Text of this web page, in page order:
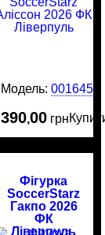
Модель: 0016456
390,00 грн
Фігурка
SoccerStarz
Гакпо 2026
ФК
Ліверпуль